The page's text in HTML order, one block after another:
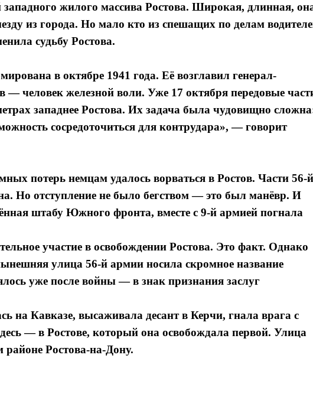
жилого массива Ростова. Широкая, длинная,
из города. Но мало кто из спешащих по делам
судьбу Ростова.
в октябре 1941 года. Её возглавил генерал-
— человек железной воли. Уже 17 октября передовые
западнее Ростова. Их задача была чудовищно
сосредоточиться для контрудара», — говорит
потерь немцам удалось ворваться в Ростов. Части 56-й
Но отступление не было бегством — это был манёвр. И
штабу Южного фронта, вместе с 9-й армией погнала
участие в освобождении Ростова. Это факт. Однако
улица 56-й армии носила скромное название
уже после войны — в знак признания заслуг
на Кавказе, высаживала десант в Керчи, гнала врага с
— в Ростове, который она освобождала первой. Улица
районе Ростова-на-Дону.